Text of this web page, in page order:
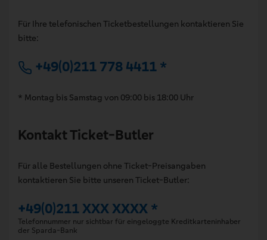
Für Ihre telefonischen Ticketbestellungen kontaktieren Sie
bitte:
+49(0)211 778 4411 *
* Montag bis Samstag von 09:00 bis 18:00 Uhr
Kontakt Ticket-Butler
Für alle Bestellungen ohne Ticket-Preisangaben
kontaktieren Sie bitte unseren Ticket-Butler:
+49(0)211 XXX XXXX *
Telefonnummer nur sichtbar für eingeloggte Kreditkarteninhaber
der Sparda-Bank